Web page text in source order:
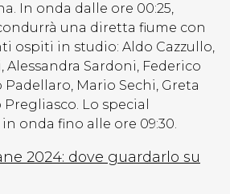
In onda dalle ore 00:25,
una diretta fiume con
ospiti in studio: Aldo Cazzullo,
Sardoni, Federico
Mario Sechi, Greta
Lo special
onda fino alle ore 09:30.
2024: dove guardarlo su